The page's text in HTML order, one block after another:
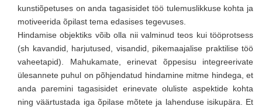
kunstiõpetuses on anda tagasisidet töö tulemuslikkuse kohta ja
motiveerida õpilast tema edasises tegevuses.
Hindamise objektiks võib olla nii valminud teos kui tööprotsess
(sh kavandid, harjutused, visandid, pikemaajalise praktilise töö
vaheetapid). Mahukamate, erinevat õppesisu integreerivate
ülesannete puhul on põhjendatud hindamine mitme hindega, et
anda paremini tagasisidet erinevate oluliste aspektide kohta
ning väärtustada iga õpilase mõtete ja lahenduse isikupära. Et